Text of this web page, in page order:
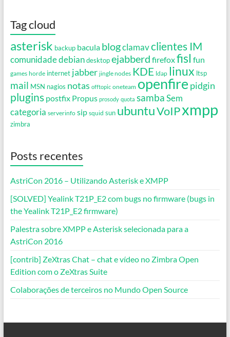
Tag cloud
asterisk backup bacula blogclamavclientes IM
comunidadedebian desktop ejabberd firefoxfisl fun
games horde internet jabber jingle nodes KDE ldap linux ltsp
mail MSN nagios notas offtopic oneteam openfire pidgin
plugins postfix Propus prosody quota samba Sem
categoria serverinfo sip squid sun ubuntuVoIPxmpp
zimbra
Posts recentes
AstriCon 2016 – Utilizando Asterisk e XMPP
[SOLVED] Yealink T21P_E2 com bugs no firmware (bugs in
the Yealink T21P_E2 firmware)
Palestra sobre XMPP e Asterisk selecionada para a
AstriCon 2016
[contrib] ZeXtras Chat – chat e vídeo no Zimbra Open
Edition com o ZeXtras Suite
Colaborações de terceiros no Mundo Open Source